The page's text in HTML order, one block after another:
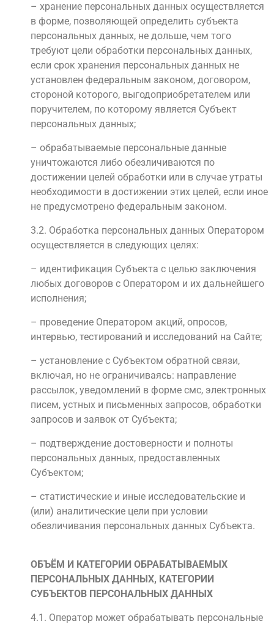
– хранение персональных данных осуществляется
в форме, позволяющей определить субъекта
персональных данных, не дольше, чем того
требуют цели обработки персональных данных,
если срок хранения персональных данных не
установлен федеральным законом, договором,
стороной которого, выгодоприобретателем или
поручителем, по которому является Субъект
персональных данных;
– обрабатываемые персональные данные
уничтожаются либо обезличиваются по
достижении целей обработки или в случае утраты
необходимости в достижении этих целей, если иное
не предусмотрено федеральным законом.
3.2. Обработка персональных данных Оператором
осуществляется в следующих целях:
– идентификация Субъекта с целью заключения
любых договоров с Оператором и их дальнейшего
исполнения;
– проведение Оператором акций, опросов,
интервью, тестирований и исследований на Сайте;
– установление с Субъектом обратной связи,
включая, но не ограничиваясь: направление
рассылок, уведомлений в форме смс, электронных
писем, устных и письменных запросов, обработки
запросов и заявок от Субъекта;
– подтверждение достоверности и полноты
персональных данных, предоставленных
Субъектом;
– статистические и иные исследовательские и
(или) аналитические цели при условии
обезличивания персональных данных Субъекта.
ОБЪЁМ И КАТЕГОРИИ ОБРАБАТЫВАЕМЫХ
ПЕРСОНАЛЬНЫХ ДАННЫХ, КАТЕГОРИИ
СУБЪЕКТОВ ПЕРСОНАЛЬНЫХ ДАННЫХ
4.1. Оператор может обрабатывать персональные